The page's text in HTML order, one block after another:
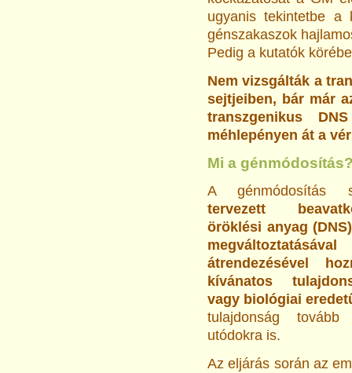
ugyanis tekintetbe a
génszakaszok
Pedig a kutatók
Nem vizsgálták a
sejtjeiben, bár már
transzgenikus
méhlepényen át a
Mi a
A
tervezett
öröklési anyag
átrendezésével
kívánatos
vagy biológiai
tulajdonság
utódokra is.
Az eljárás során az